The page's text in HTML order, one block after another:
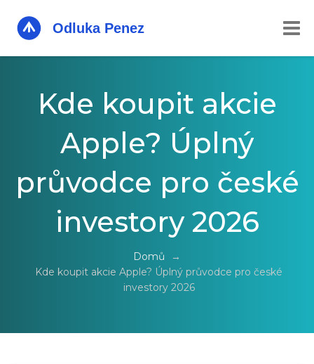
Kde koupit akcie
Apple? Úplný
průvodce pro české
investory 2026
Domů
→
Kde koupit akcie Apple? Úplný průvodce pro české
investory 2026